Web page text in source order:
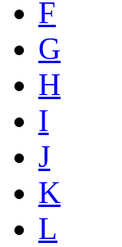
F
G
H
I
J
K
L